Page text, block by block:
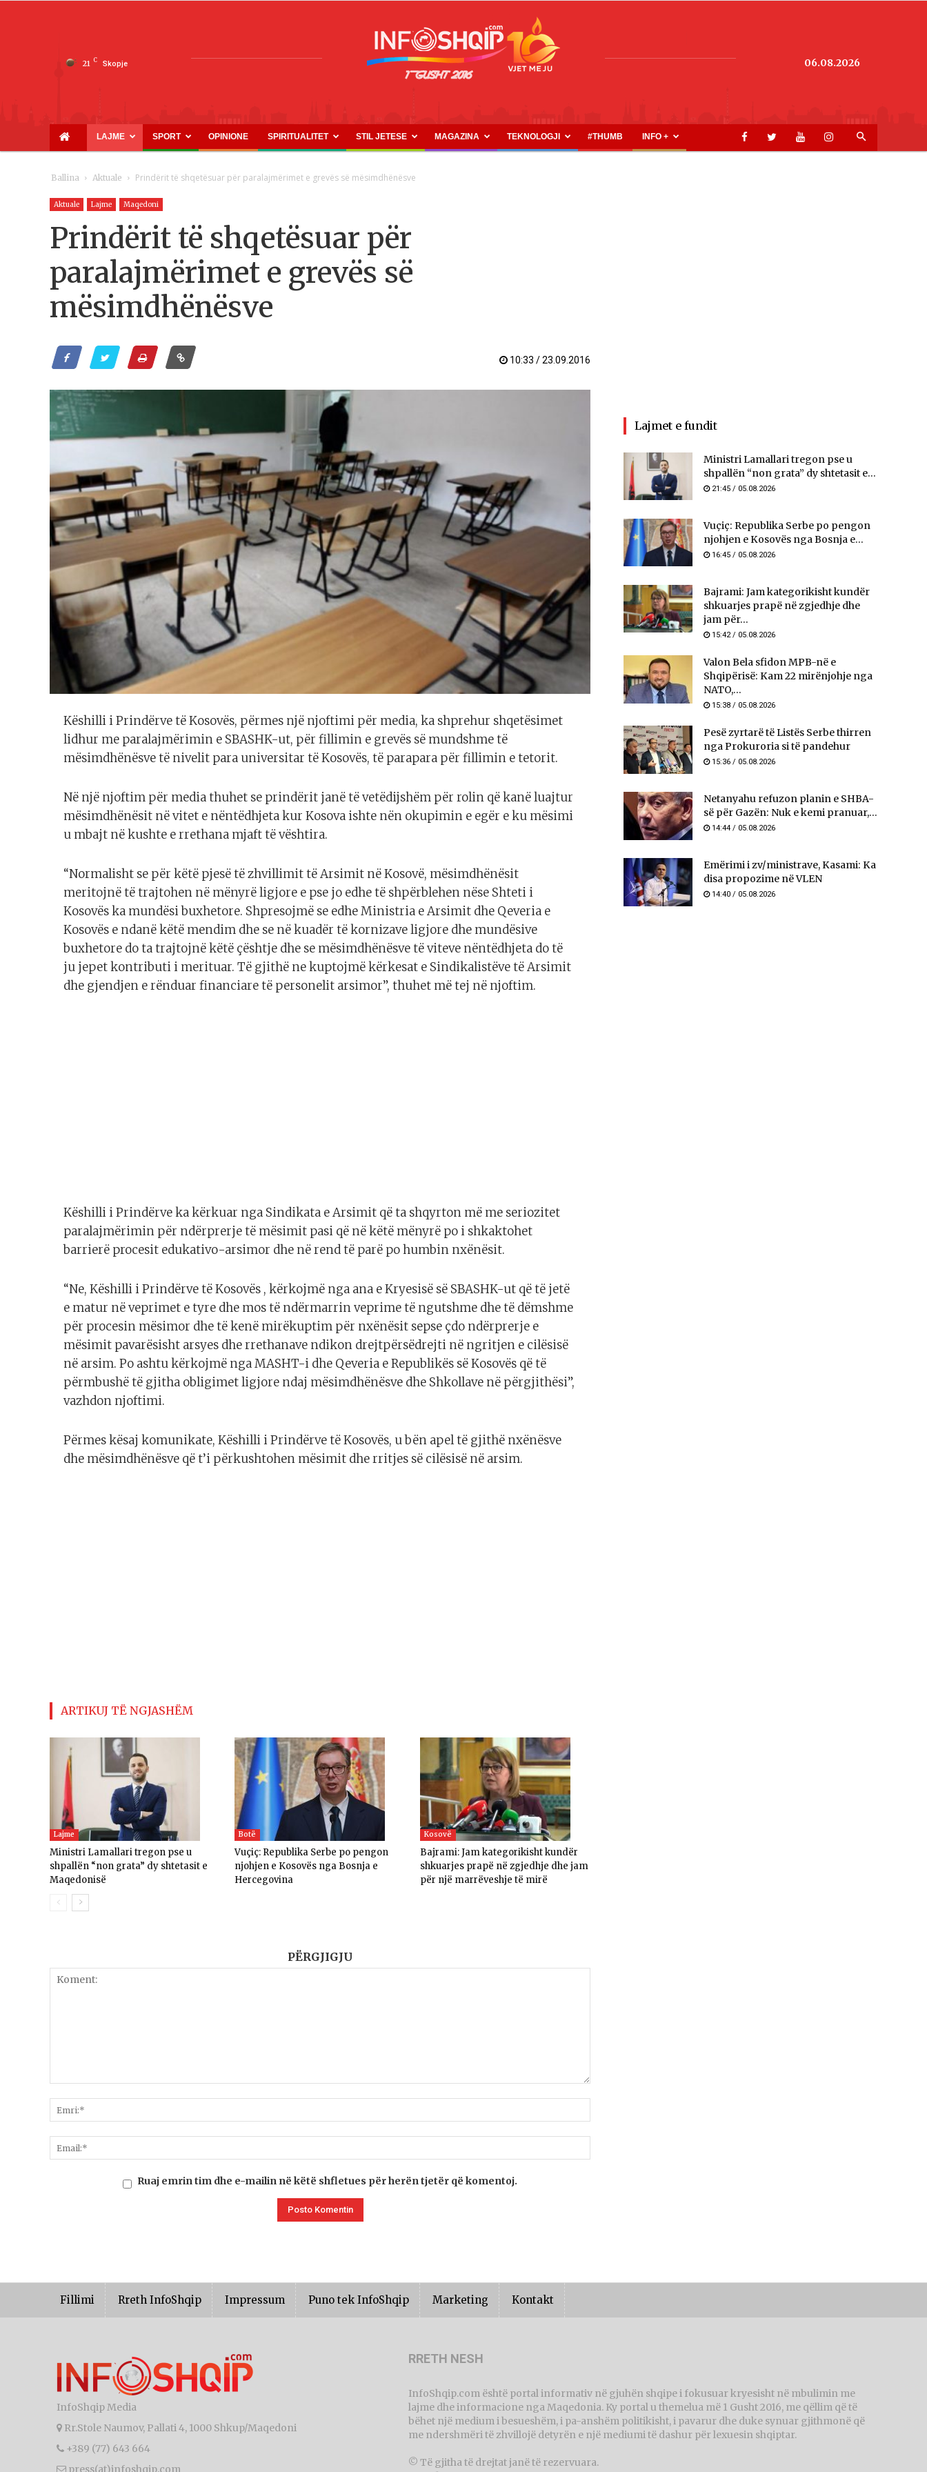
21 C Skopje
INFOSHQIP.COM
06.08.2026
LAJME SPORT OPINIONE SPIRITUALITET STIL JETESE MAGAZINA TEKNOLOGJI #THUMB INFO +
Ballina Aktuale Prindërit të shqetësuar për paralajmërimet e grevës së mësimdhënësve
Aktuale Lajme Maqedoni
Prindërit të shqetësuar për
paralajmërimet e grevës së
mësimdhënësve
10:33 / 23.09.2016
Këshilli i Prindërve të Kosovës, përmes një njoftimi për media, ka shprehur shqetësimet
lidhur me paralajmërimin e SBASHK-ut, për fillimin e grevës së mundshme të
mësimdhënësve të nivelit para universitar të Kosovës, të parapara për fillimin e tetorit.
Në një njoftim për media thuhet se prindërit janë të vetëdijshëm për rolin që kanë luajtur
mësimdhënësit në vitet e nëntëdhjeta kur Kosova ishte nën okupimin e egër e ku mësimi
u mbajt në kushte e rrethana mjaft të vështira.
“Normalisht se për këtë pjesë të zhvillimit të Arsimit në Kosovë, mësimdhënësit
meritojnë të trajtohen në mënyrë ligjore e pse jo edhe të shpërblehen nëse Shteti i
Kosovës ka mundësi buxhetore. Shpresojmë se edhe Ministria e Arsimit dhe Qeveria e
Kosovës e ndanë këtë mendim dhe se në kuadër të kornizave ligjore dhe mundësive
buxhetore do ta trajtojnë këtë çështje dhe se mësimdhënësve të viteve nëntëdhjeta do të
ju jepet kontributi i merituar. Të gjithë ne kuptojmë kërkesat e Sindikalistëve të Arsimit
dhe gjendjen e rënduar financiare të personelit arsimor”, thuhet më tej në njoftim.
Këshilli i Prindërve ka kërkuar nga Sindikata e Arsimit që ta shqyrton më me seriozitet
paralajmërimin për ndërprerje të mësimit pasi që në këtë mënyrë po i shkaktohet
barrierë procesit edukativo-arsimor dhe në rend të parë po humbin nxënësit.
“Ne, Këshilli i Prindërve të Kosovës , kërkojmë nga ana e Kryesisë së SBASHK-ut që të jetë
e matur në veprimet e tyre dhe mos të ndërmarrin veprime të ngutshme dhe të dëmshme
për procesin mësimor dhe të kenë mirëkuptim për nxënësit sepse çdo ndërprerje e
mësimit pavarësisht arsyes dhe rrethanave ndikon drejtpërsëdrejti në ngritjen e cilësisë
në arsim. Po ashtu kërkojmë nga MASHT-i dhe Qeveria e Republikës së Kosovës që të
përmbushë të gjitha obligimet ligjore ndaj mësimdhënësve dhe Shkollave në përgjithësi”,
vazhdon njoftimi.
Përmes kësaj komunikate, Këshilli i Prindërve të Kosovës, u bën apel të gjithë nxënësve
dhe mësimdhënësve që t’i përkushtohen mësimit dhe rritjes së cilësisë në arsim.
ARTIKUJ TË NGJASHËM
Lajme
Ministri Lamallari tregon pse u
shpallën “non grata” dy shtetasit e
Maqedonisë
Botë
Vuçiç: Republika Serbe po pengon
njohjen e Kosovës nga Bosnja e
Hercegovina
Kosovë
Bajrami: Jam kategorikisht kundër
shkuarjes prapë në zgjedhje dhe jam
për një marrëveshje të mirë
PËRGJIGJU
Ruaj emrin tim dhe e-mailin në këtë shfletues për herën tjetër që komentoj.
Lajmet e fundit
Ministri Lamallari tregon pse u
shpallën “non grata” dy shtetasit e...
21:45 / 05.08.2026
Vuçiç: Republika Serbe po pengon
njohjen e Kosovës nga Bosnja e...
16:45 / 05.08.2026
Bajrami: Jam kategorikisht kundër
shkuarjes prapë në zgjedhje dhe
jam për...
15:42 / 05.08.2026
Valon Bela sfidon MPB-në e
Shqipërisë: Kam 22 mirënjohje nga
NATO,...
15:38 / 05.08.2026
Pesë zyrtarë të Listës Serbe thirren
nga Prokuroria si të pandehur
15:36 / 05.08.2026
Netanyahu refuzon planin e SHBA-
së për Gazën: Nuk e kemi pranuar,...
14:44 / 05.08.2026
Emërimi i zv/ministrave, Kasami: Ka
disa propozime në VLEN
14:40 / 05.08.2026
Fillimi Rreth InfoShqip Impressum Puno tek InfoShqip Marketing Kontakt
InfoShqip Media
Rr.Stole Naumov, Pallati 4, 1000 Shkup/Maqedoni
+389 (77) 643 664
press(at)infoshqip.com
RRETH NESH
InfoShqip.com është portal informativ në gjuhën shqipe i fokusuar kryesisht në mbulimin me
lajme dhe informacione nga Maqedonia. Ky portal u themelua më 1 Gusht 2016, me qëllim që të
bëhet një medium i besueshëm, i pa-anshëm politikisht, i pavarur dhe duke synuar gjithmonë që
me ndershmëri të zhvillojë detyrën e një mediumi të dashur për lexuesin shqiptar.
© Të gjitha të drejtat janë të rezervuara.